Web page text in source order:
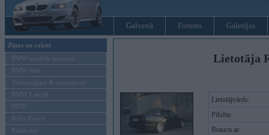
Galvenā Forums Galerijas
Ziņas un raksti
BMW modeļu jaunumi
BMW testi
Tehnoloģijas & sasniegumi
BMW Latvijā
MINI
Rolls-Royce
Pasākumi
Lietotāja
Lietotājvārds:
Pilsēta:
Braucu ar: